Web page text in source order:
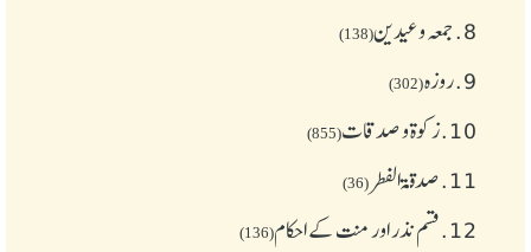
8. جمعہ وعیدین(138)
9. روزہ(302)
10. زکوة و صدقات(855)
11. صدقۃ الفطر (36)
12. قسم نذر اور منت کے احکام(136)